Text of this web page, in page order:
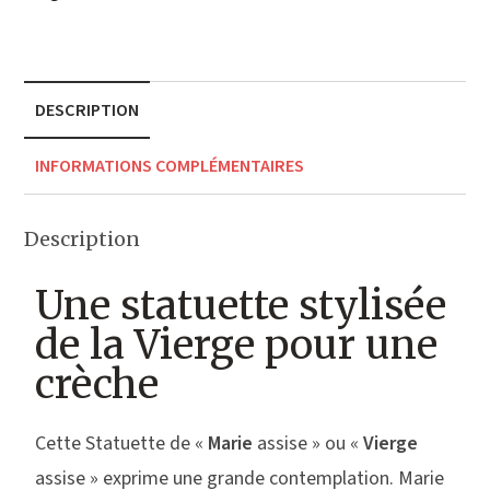
DESCRIPTION
INFORMATIONS COMPLÉMENTAIRES
Description
Une statuette stylisée
de la Vierge pour une
crèche
Cette Statuette de « Marie assise » ou «Vierge
assise » exprime une grande contemplation. Marie